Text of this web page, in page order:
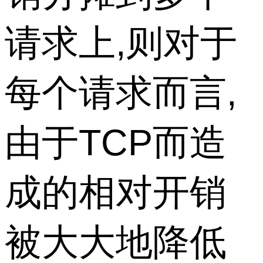
请求上,则对于
每个请求而言,
由于TCP而造
成的相对开销
被大大地降低